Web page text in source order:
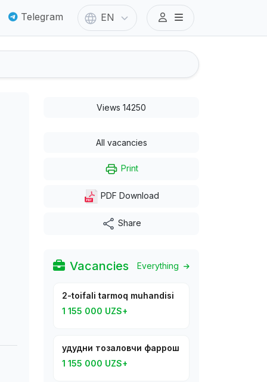
Telegram EN
Views 14250
All vacancies
Print
PDF Download
Share
Vacancies Everything
2-toifali tarmoq muhandisi
1 155 000 UZS+
Ҳудудни тозаловчи фаррош
1 155 000 UZS+